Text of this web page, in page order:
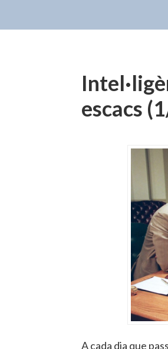
escacs
A cada dia que